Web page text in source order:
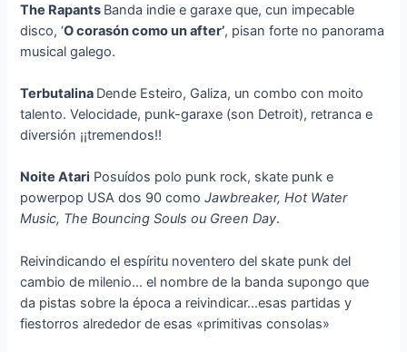
The Rapants Banda indie e garaxe que, cun impecable
disco, ‘O corasón como un after’, pisan forte no panorama
musical galego.
Terbutalina Dende Esteiro, Galiza, un combo con moito
talento. Velocidade, punk-garaxe (son Detroit), retranca e
diversión ¡¡tremendos!!
Noite Atari Posuídos polo punk rock, skate punk e
powerpop USA dos 90 como Jawbreaker, Hot Water
Music, The Bouncing Souls ou Green Day.
Reivindicando el espíritu noventero del skate punk del
cambio de milenio… el nombre de la banda supongo que
da pistas sobre la época a reivindicar…esas partidas y
fiestorros alrededor de esas «primitivas consolas»